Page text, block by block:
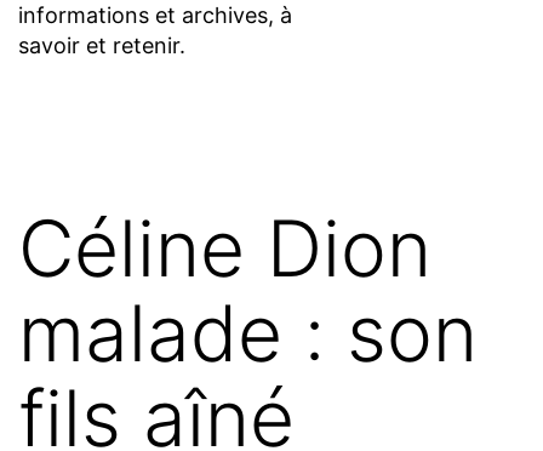
informations et archives, à
savoir et retenir.
Céline Dion
malade : son
fils aîné